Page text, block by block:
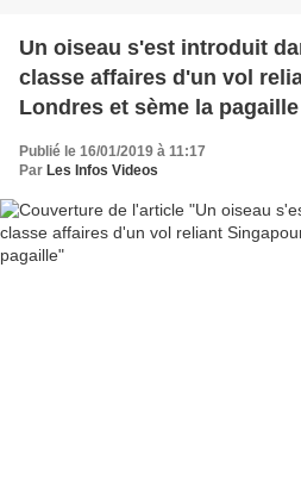
Un oiseau s'est introduit
classe affaires d'un vol
Londres et sème la pagaille
Publié le 16/01/2019 à 11:17
Par Les Infos Videos